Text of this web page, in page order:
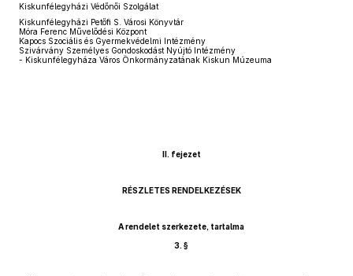
Kiskunfélegyházi Védőnői Szolgálat
Kiskunfélegyházi Petőfi S. Városi Könyvtár
Móra Ferenc Művelődési Központ
Kapocs Szociális és Gyermekvédelmi Intézmény
Szivárvány Személyes Gondoskodást Nyújtó Intézmény
- Kiskunfélegyháza Város Önkormányzatának Kiskun Múzeuma
II. fejezet
RÉSZLETES RENDELKEZÉSEK
A rendelet szerkezete, tartalma
3. §